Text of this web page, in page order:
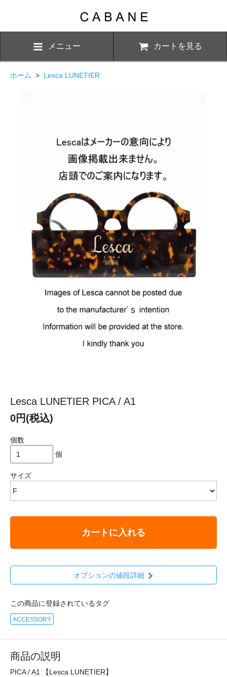
メニュー カートを見る
ホーム > Lesca LUNETIER
Lesca LUNETIER PICA / A1
0円(税込)
個数
個
サイズ
カートに入れる
オプションの値段詳細
この商品に登録されているタグ
ACCESSORY
商品の説明
PICA / A1 【Lesca LUNETIER】